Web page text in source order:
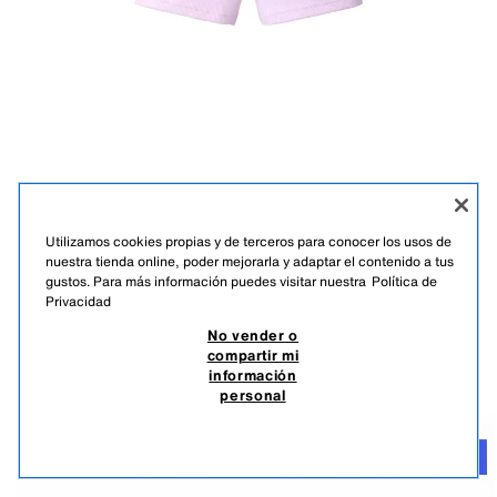
ComposiciónMedidas
Legging corto con cinturilla elástica. Tejido en rib.
legging corto rib
Utilizamos cookies propias y de terceros para conocer los usos de
nuestra tienda online, poder mejorarla y adaptar el contenido a tus
gustos. Para más información puedes visitar nuestra Política de
Privacidad
No vender o
compartir mi
información
personal